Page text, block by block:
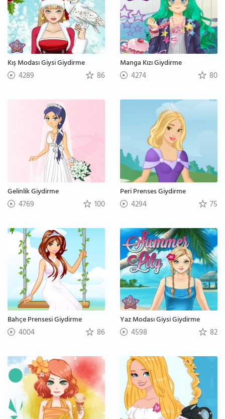
Kış Modası Giysi Giydirme
4289 86
Manga Kızı Giydirme
4274 80
Gelinlik Giydirme
4769 100
Peri Prenses Giydirme
4294 75
Bahçe Prensesi Giydirme
4004 86
Yaz Modası Giysi Giydirme
4598 82